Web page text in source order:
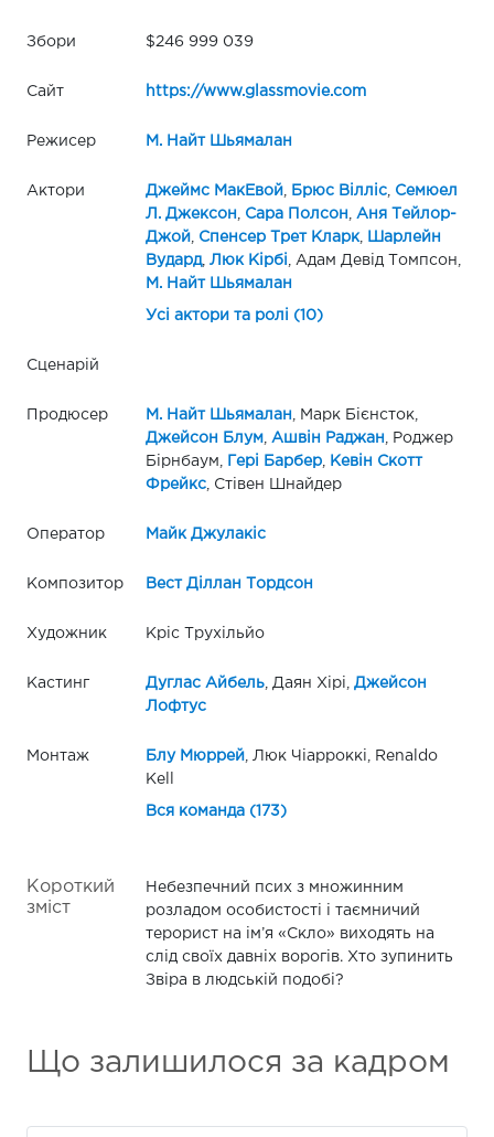
Збори $246 999 039
Сайт https://www.glassmovie.com
Режисер М. Найт Шьямалан
Актори Джеймс МакЕвой Брюс Вілліс,
Семюел
Л. Джексон
Сара Полсон
Аня Тейлор-
Джой
Спенсер Трет Кларк,
Шарлейн
Вудард, Люк Кірбі , Адам Девід Томпсон,
М. Найт Шьямалан
Усі актори та ролі (10)
Сценарій
Продюсер М. Найт Шьямалан , Марк Бієнсток,
Джейсон Блум, Ашвін Раджан , Роджер
Бірнбаум,
Гері Барбер,
Кевін Скотт
Фрейкс, Стівен Шнайдер
Оператор Майк Джулакіс
Композитор Вест Діллан Тордсон
Художник Кріс Трухільйо
Кастинг Дуглас Айбель, Даян Хірі, Джейсон
Лофтус
Монтаж Блу Мюррей , Люк Чіарроккі, Renaldo
Kell
Вся команда (173)
Короткий
зміст
Небезпечний псих з множинним
розладом особистості і таємничий
терорист на ім’я «Скло» виходять на
слід своїх давніх ворогів. Хто зупинить
Звіра в людській подобі?
Що залишилося за кадром